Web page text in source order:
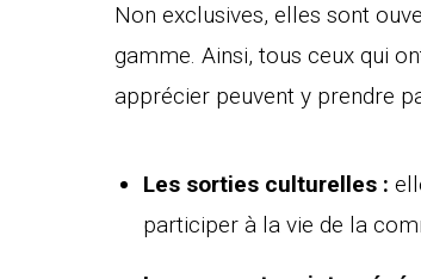
Non exclusives, elles sont
gamme. Ainsi, tous ceux qui
apprécier peuvent y prendre
Les sorties culturelles :
participer à la vie de la